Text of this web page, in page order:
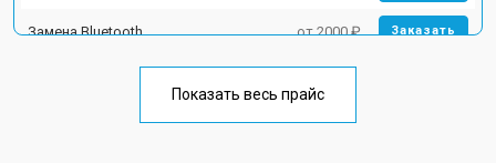
Замена Bluetooth от 2000 ₽ Заказать
Показать весь прайс